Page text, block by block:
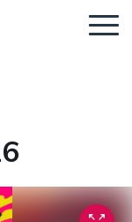
della